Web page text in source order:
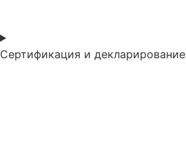
Сертификация и декларирование